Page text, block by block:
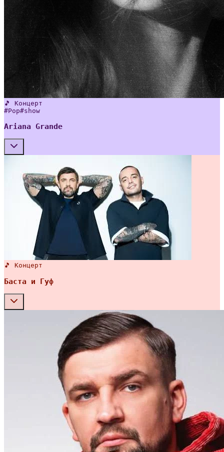
🎵 Концерт
#Pop#show
Ariana Grande
🎵 Концерт
Баста и Гуф